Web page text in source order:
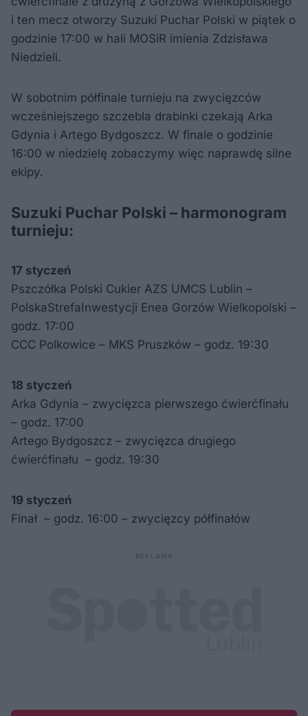
i ten mecz otworzy Suzuki Puchar Polski w piątek o
godzinie 17:00 w hali MOSiR imienia Zdzisława
Niedzieli.
W sobotnim półfinale turnieju na zwycięzców
wcześniejszego szczebla drabinki czekają Arka
Gdynia i Artego Bydgoszcz. W finale o godzinie
16:00 w niedzielę zobaczymy więc naprawdę silne
ekipy.
Suzuki Puchar Polski – harmonogram
turnieju:
17 styczeń
Pszczółka Polski Cukier AZS UMCS Lublin –
PolskaStrefaInwestycji Enea Gorzów Wielkopolski –
godz. 17:00
CCC Polkowice – MKS Pruszków – godz. 19:30
18 styczeń
Arka Gdynia – zwycięzca pierwszego ćwierćfinału
– godz. 17:00
Artego Bydgoszcz – zwycięzca drugiego
ćwierćfinału – godz. 19:30
19 styczeń
Finał – godz. 16:00 – zwycięzcy półfinałów